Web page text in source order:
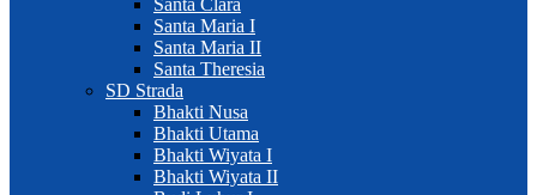
Santa Clara
Santa Maria I
Santa Maria II
Santa Theresia
SD Strada
Bhakti Nusa
Bhakti Utama
Bhakti Wiyata I
Bhakti Wiyata II